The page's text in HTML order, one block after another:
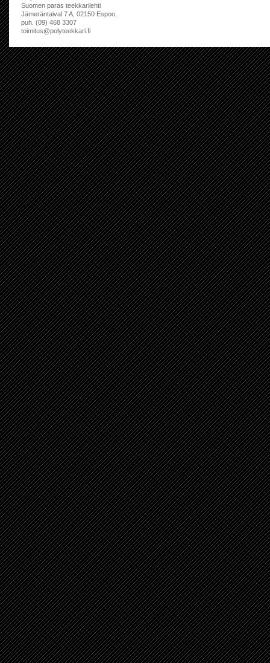
Suomen paras teekkarilehti
Jämeräntaival 7 A, 02150 Espoo,
puh. (09) 468 3307
toimitus@polyteekkari.fi